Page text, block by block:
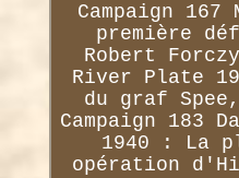
Campaign 167
première
Robert
River Plate
du graf Spee,
Campaign 183
1940 : La
opération